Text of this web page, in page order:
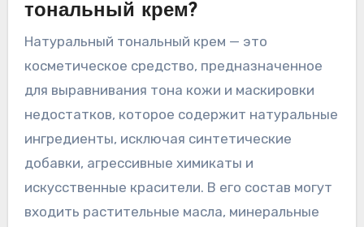
тональный крем?
Натуральный тональный крем — это
косметическое средство, предназначенное
для выравнивания тона кожи и маскировки
недостатков, которое содержит натуральные
ингредиенты, исключая синтетические
добавки, агрессивные химикаты и
искусственные красители. В его состав могут
входить растительные масла, минеральные